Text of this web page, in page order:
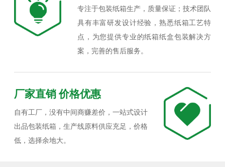
专注于包装纸箱生产，质量保证；技术团队
具有丰富研发设计经验，熟悉纸箱工艺特
点，为您提供专业的纸箱纸盒包装解决方
案，完善的售后服务。
厂家直销 价格优惠
自有工厂，没有中间商赚差价，一站式设计
出品包装纸箱，生产线原料供应充足，价格
低，选择余地大。